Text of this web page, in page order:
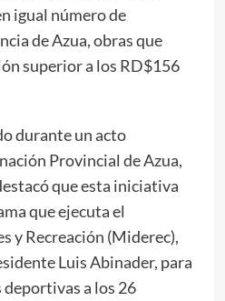
igual número de
de Azua, obras que
superior a los RD$156
durante un acto
Provincial de Azua,
que esta iniciativa
que ejecuta el
y Recreación (Miderec),
Luis Abinader, para
a los 26